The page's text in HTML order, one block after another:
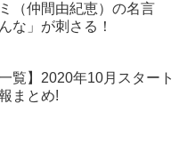
（仲間由紀恵）の名言
な」が刺さる！
覧】2020年10月スタート
まとめ!